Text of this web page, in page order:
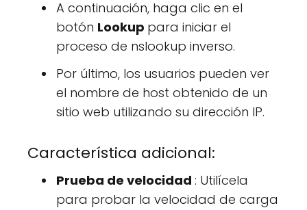
A continuación, haga clic en el
botón Lookup para iniciar el
proceso de nslookup inverso.
Por último, los usuarios pueden ver
el nombre de host obtenido de un
sitio web utilizando su dirección IP.
Característica adicional:
Prueba de velocidad : Utilícela
para probar la velocidad de carga